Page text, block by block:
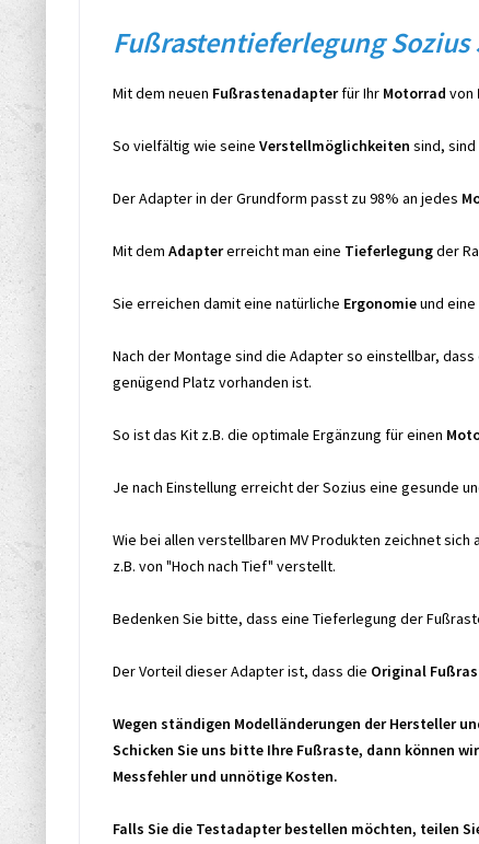
Fußrastentieferlegung Sozius
Mit dem neuen Fußrastenadapterfür Ihr Motorrad von
So vielfältig wie seine Verstellmöglichkeiten sind,
Der Adapter in der Grundform passt zu 98% an jedes
Mit dem Adaptererreicht man eine Tieferlegungder
Sie erreichen damit eine natürliche Ergonomieund
Nach der Montage sind die Adapter so einstellbar,
genügend Platz vorhanden ist.
So ist das Kit z.B. die optimale Ergänzung für einen
Je nach Einstellung erreicht der Sozius eine gesunde
Wie bei allen verstellbaren MV Produkten zeichnet
z.B. von "Hoch nach Tief" verstellt.
Bedenken Sie bitte, dass eine Tieferlegung der
Der Vorteil dieser Adapter ist, dass die Original
Wegen ständigen Modelländerungen der Hersteller
Schicken Sie uns bitte Ihre Fußraste, dann können
Messfehler und unnötige Kosten.
Falls Sie die Testadapter bestellen möchten, teilen